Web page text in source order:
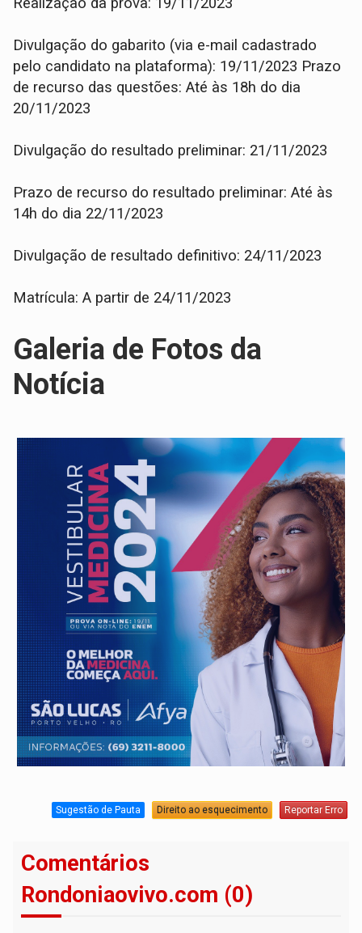
Divulgação do gabarito (via e-mail cadastrado
pelo candidato na plataforma): 19/11/2023 Prazo
de recurso das questões: Até às 18h do dia
20/11/2023
Divulgação do resultado preliminar: 21/11/2023
Prazo de recurso do resultado preliminar: Até às
14h do dia 22/11/2023
Divulgação de resultado definitivo: 24/11/2023
Matrícula: A partir de 24/11/2023
Galeria de Fotos da
Notícia
Sugestão de Pauta Direito ao esquecimento Reportar Erro
Comentários
Rondoniaovivo.com (0)